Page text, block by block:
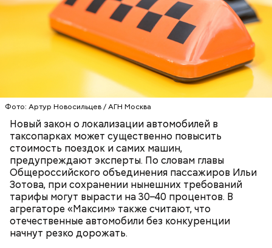
Фото: Артур Новосильцев / АГН Москва
Новый закон о локализации автомобилей в
таксопарках может существенно повысить
стоимость поездок и самих машин,
предупреждают эксперты. По словам главы
Общероссийского объединения пассажиров Ильи
Зотова, при сохранении нынешних требований
тарифы могут вырасти на 30–40 процентов. В
агрегаторе «Максим» также считают, что
отечественные автомобили без конкуренции
начнут резко дорожать.
Ингредиенты:
беременным, кормящим женщинам;
людям с ослабленной иммунной системой;
детям.